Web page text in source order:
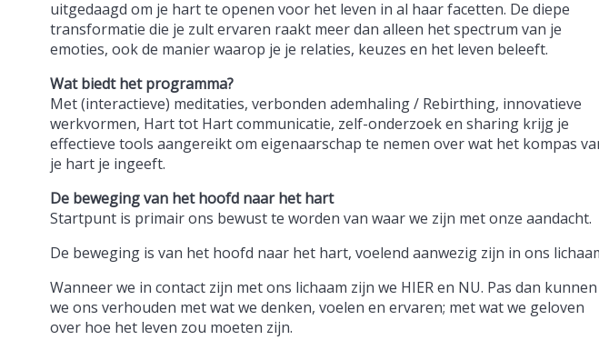
uitgedaagd om je hart te openen voor het leven in al haar facetten. De diepe
transformatie die je zult ervaren raakt meer dan alleen het spectrum van je
emoties, ook de manier waarop je je relaties, keuzes en het leven beleeft.
Wat biedt het programma?
Met (interactieve) meditaties, verbonden ademhaling / Rebirthing, innovatieve
werkvormen, Hart tot Hart communicatie, zelf-onderzoek en sharing krijg je
effectieve tools aangereikt om eigenaarschap te nemen over wat het kompas
je hart je ingeeft.
De beweging van het hoofd naar het hart
Startpunt is primair ons bewust te worden van waar we zijn met onze aandacht.
De beweging is van het hoofd naar het hart, voelend aanwezig zijn in ons
Wanneer we in contact zijn met ons lichaam zijn we HIER en NU. Pas dan kunnen
we ons verhouden met wat we denken, voelen en ervaren; met wat we geloven
over hoe het leven zou moeten zijn.